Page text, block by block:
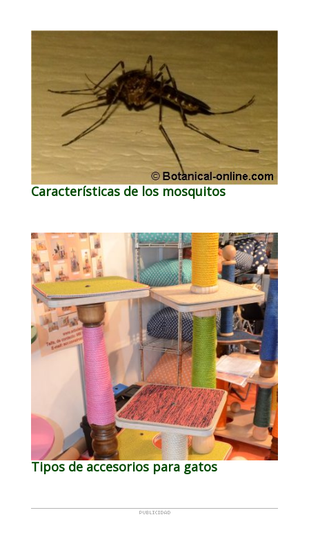
Características de los mosquitos
Tipos de accesorios para gatos